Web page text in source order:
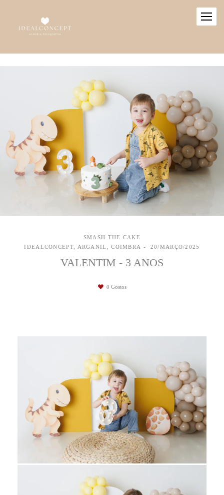
SMASH THE CAKE
IDEALCONCEPT, ARGANIL, COIMBRA
20/MARÇO/2025
VALENTIM - 3 ANOS
0 Gostos